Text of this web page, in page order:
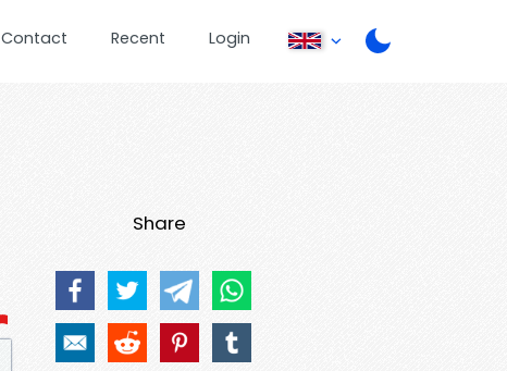
Contact Recent Login
Share